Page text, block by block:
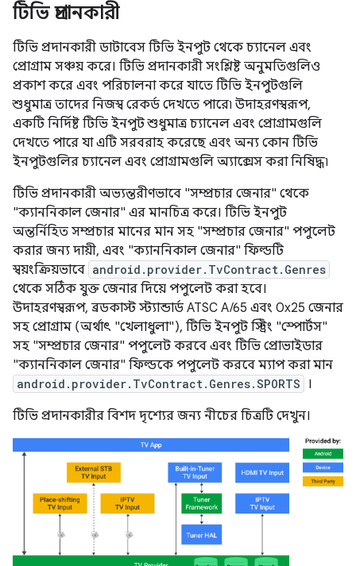
টিভি প্রদানকারী
টিভি প্রদানকারী ডাটাবেস টিভি ইনপুট থেকে চ্যানেল এবং
প্রোগ্রাম সঞ্চয় করে। টিভি প্রদানকারী সংশ্লিষ্ট অনুমতিগুলিও
প্রকাশ করে এবং পরিচালনা করে যাতে টিভি ইনপুটগুলি
শুধুমাত্র তাদের নিজস্ব রেকর্ড দেখতে পারে৷ উদাহরণস্বরূপ,
একটি নির্দিষ্ট টিভি ইনপুট শুধুমাত্র চ্যানেল এবং প্রোগ্রামগুলি
দেখতে পারে যা এটি সরবরাহ করেছে এবং অন্য কোন টিভি
ইনপুটগুলির চ্যানেল এবং প্রোগ্রামগুলি অ্যাক্সেস করা নিষিদ্ধ৷
টিভি প্রদানকারী অভ্যন্তরীণভাবে "সম্প্রচার জেনার" থেকে
"ক্যাননিকাল জেনার" এর মানচিত্র করে। টিভি ইনপুট
অন্তর্নিহিত সম্প্রচার মানের মান সহ "সম্প্রচার জেনার" পপুলেট
করার জন্য দায়ী, এবং "ক্যাননিকাল জেনার" ফিল্ডটি
স্বয়ংক্রিয়ভাবে android.provider.TvContract.Genres
থেকে সঠিক যুক্ত জেনার দিয়ে পপুলেট করা হবে।
উদাহরণস্বরূপ, ব্রডকাস্ট স্ট্যান্ডার্ড ATSC A/65 এবং 0x25 জেনার
সহ প্রোগ্রাম (অর্থাৎ "খেলাধুলা"), টিভি ইনপুট স্ট্রিং "স্পোর্টস"
সহ "সম্প্রচার জেনার" পপুলেট করবে এবং টিভি প্রোভাইডার
"ক্যাননিকাল জেনার" ফিল্ডকে পপুলেট করবে ম্যাপ করা মান
android.provider.TvContract.Genres.SPORTS
।
টিভি প্রদানকারীর বিশদ দৃশ্যের জন্য নীচের চিত্রটি দেখুন।